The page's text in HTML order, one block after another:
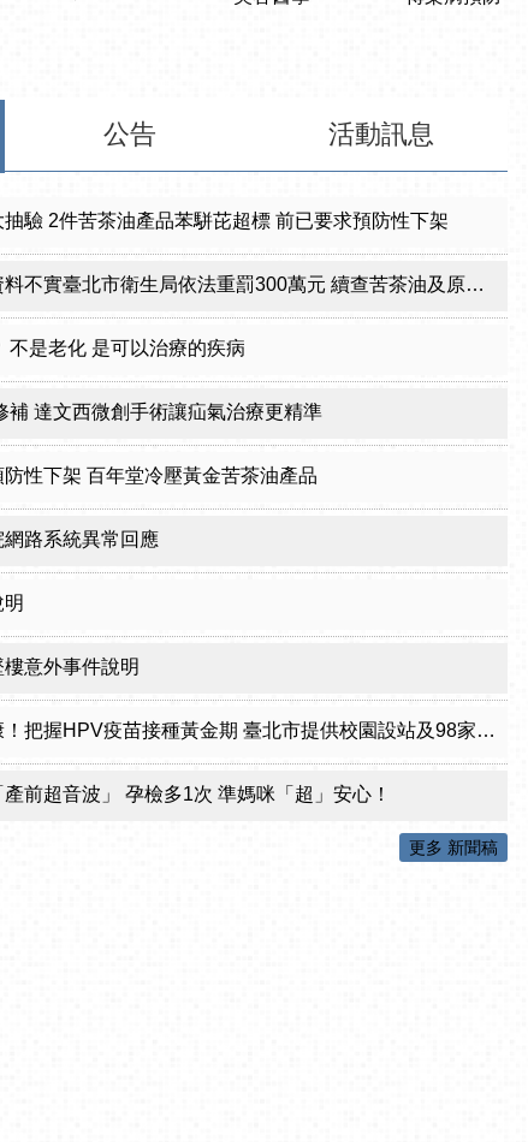
公告 活動訊息
驗 2件苦茶油產品苯駢芘超標 前已要求預防性下架
不實臺北市衛生局依法重罰300萬元 續查苦茶油及原料下游
不是老化 是可以治療的疾病
補 達文西微創手術讓疝氣治療更精準
性下架 百年堂冷壓黃金苦茶油產品
路系統異常回應
意外事件說明
握HPV疫苗接種黃金期 臺北市提供校園設站及98家合約院所接種服務
前超音波」 孕檢多1次 準媽咪「超」安心！
更多 新聞稿